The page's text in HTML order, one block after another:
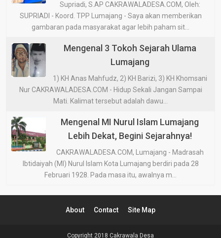
Supriadi, S.AP CAKRAWALADESA.COM, Oleh:
SUPRIADI - Koord. TPP Lumajang - Saya akan memberikan
gambaran pada masyarakat agar lebih paham sit...
Mengenal 3 Tokoh Sejarah Ulama
Lumajang
1) KH Anas Mahfudz, 2) KH Barizi, 3) KH Khomsani
Nur CAKRAWALADESA.COM - Hidup Sekali Jangan Sampai
Mati. Kalimat tersebut adalah dawu...
Mengenal MI Nurul Islam Lumajang
Lebih Dekat, Begini Sejarahnya!
CAKRAWALADESA.COM, Lumajang - Madrasah
Ibtidaiyah (MI) Nurul Islam Kota Lumajang berdiri pada 28
Februari 1928. Pada masa itu, awalnya m...
About Contact Site Map
Copyright 2018 Cakrawala Desa